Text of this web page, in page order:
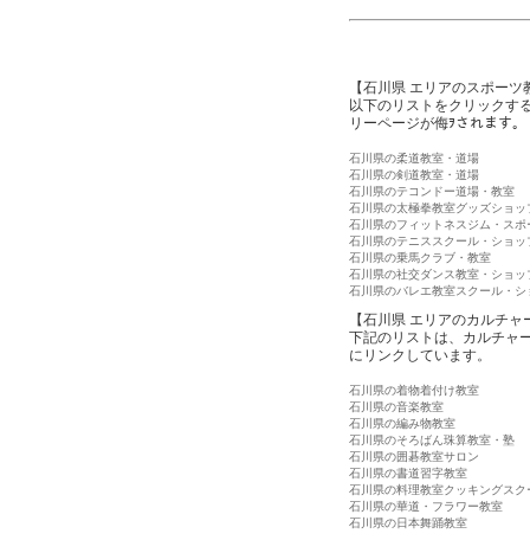
【石川県 エリアのスポー
以下のリストをクリックす
リーページが侮ｦされます。
石川県の柔道教室・道場
石川県の剣道教室・道場
石川県のテコンドー道場・教室
石川県の太極拳教室グッズショッ
石川県のフィットネスジム・スポ
石川県のテニススクール・ショッ
石川県の乗馬クラブ・教室
石川県の社交ダンス教室・ショッ
石川県のバレエ教室スクール・シ
【石川県 エリアのカルチ
下記のリストは、カルチャ
にリンクしています。
石川県の着物着付け教室
石川県の音楽教室
石川県の編み物教室
石川県のそろばん珠算教室・塾
石川県の囲碁教室サロン
石川県の書道習字教室
石川県の料理教室クッキングスク
石川県の華道・フラワー教室
石川県の日本舞踊教室